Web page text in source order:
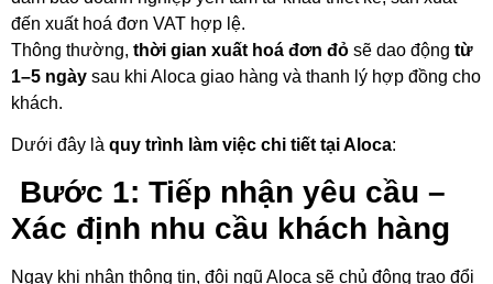
đến xuất hoá đơn VAT hợp lệ.
Thông thường, thời gian xuất hoá đơn đỏ sẽ dao động từ
1–5 ngày sau khi Aloca giao hàng và thanh lý hợp đồng cho
khách.
Dưới đây là quy trình làm việc chi tiết tại Aloca:
Bước 1: Tiếp nhận yêu cầu –
Xác định nhu cầu khách hàng
Ngay khi nhận thông tin, đội ngũ Aloca sẽ chủ động trao đổi